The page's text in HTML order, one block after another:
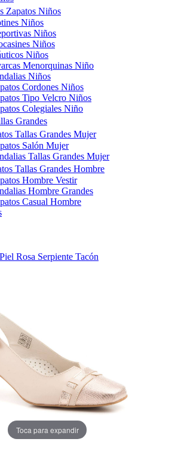
Zapatos Niños
Niños
Niños
Niños
Niños
Menorquinas Niño
Niños
Cordones Niños
Tipo Velcro Niños
Colegiales Niño
Grandes
Tallas Grandes Mujer
Salón Mujer
Tallas Grandes Mujer
Tallas Grandes Hombre
Hombre Vestir
Hombre Grandes
Casual Hombre
Rosa Serpiente Tacón
Toca para expandir